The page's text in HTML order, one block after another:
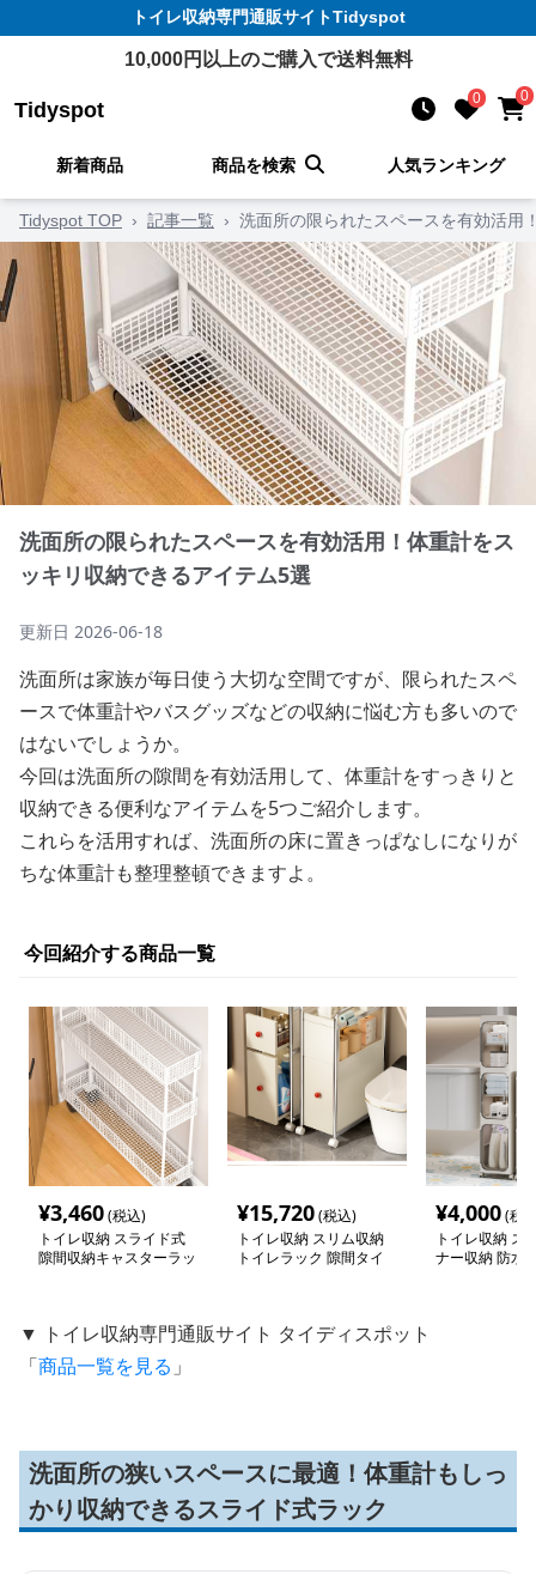
トイレ収納専門通販サイトTidyspot
10,000円以上のご購入で送料無料
Tidyspot 0 0
新着商品 商品を検索 人気ランキング
Tidyspot TOP › 記事一覧 › 洗面所の限られたスペースを有効活用
洗面所の限られたスペースを有効活用！体重計をス
ッキリ収納できるアイテム5選
更新日 2026-06-18
洗面所は家族が毎日使う大切な空間ですが、限られたスペ
ースで体重計やバスグッズなどの収納に悩む方も多いので
はないでしょうか。
今回は洗面所の隙間を有効活用して、体重計をすっきりと
収納できる便利なアイテムを5つご紹介します。
これらを活用すれば、洗面所の床に置きっぱなしになりが
ちな体重計も整理整頓できますよ。
今回紹介する商品一覧
¥3,460(税込)
トイレ収納 スライド式
隙間収納キャスターラッ
¥15,720(税込)
トイレ収納 スリム収納
トイレラック 隙間タイ
¥4,000(税
トイレ収納 ス
ナー収納 防水
▼ トイレ収納専門通販サイト タイディスポット
「商品一覧を見る 」
洗面所の狭いスペースに最適！体重計もしっ
かり収納できるスライド式ラック